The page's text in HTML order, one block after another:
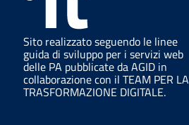
Sito realizzato seguendo le linee
guida di sviluppo per i servizi web
delle PA pubblicate da AGID in
collaborazione con il TEAM PER LA
TRASFORMAZIONE DIGITALE.